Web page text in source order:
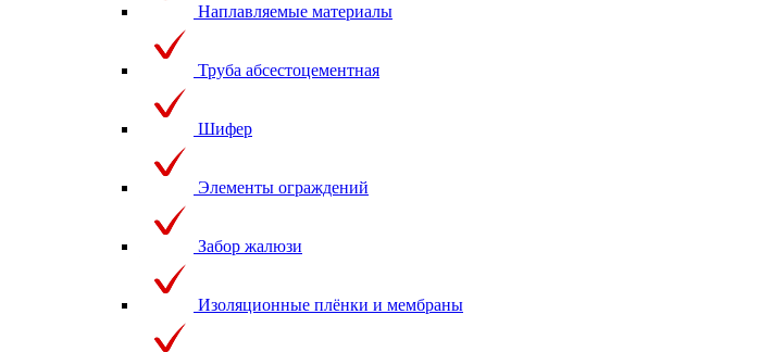
Наплавляемые материалы
Труба абсестоцементная
Шифер
Элементы ограждений
Забор жалюзи
Изоляционные плёнки и мембраны